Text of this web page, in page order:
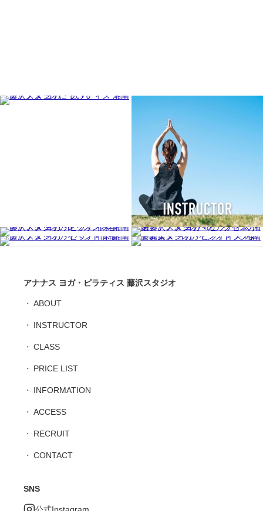
アナナス ヨガ・ピラティス 藤沢スタジオ
ABOUT
INSTRUCTOR
CLASS
PRICE LIST
INFORMATION
ACCESS
RECRUIT
CONTACT
SNS